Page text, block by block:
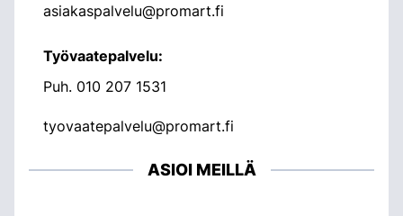
asiakaspalvelu@promart.fi
Työvaatepalvelu:
Puh. 010 207 1531
tyovaatepalvelu@promart.fi
ASIOI MEILLÄ